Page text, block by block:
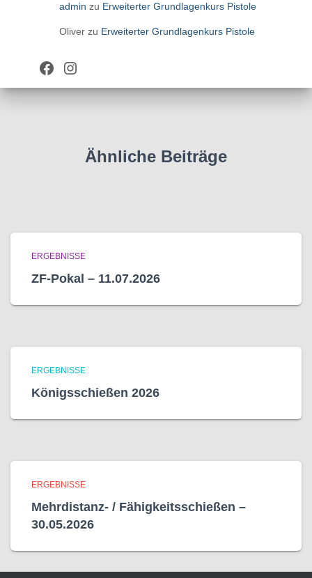
admin zu Erweiterter Grundlagenkurs Pistole
Oliver zu Erweiterter Grundlagenkurs Pistole
Facebook Instagram
Ähnliche Beiträge
ERGEBNISSE
ZF-Pokal – 11.07.2026
ERGEBNISSE
Königsschießen 2026
ERGEBNISSE
Mehrdistanz- / Fähigkeitsschießen –
30.05.2026